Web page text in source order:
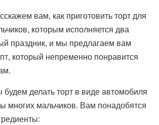
вам, как приготовить торт для
которым исполняется два
праздник, и мы предлагаем вам
который непременно понравится
делать торт в виде автомобиля
многих мальчиков. Вам понадобятся